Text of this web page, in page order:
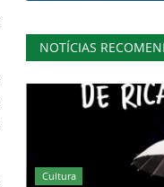
NOTÍCIAS
Cultura